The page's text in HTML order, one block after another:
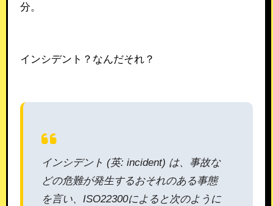
分。
インシデント？なんだそれ？
インシデント (英: incident) は、事故な
どの危難が発生するおそれのある事態
を言い、ISO22300によると次のように